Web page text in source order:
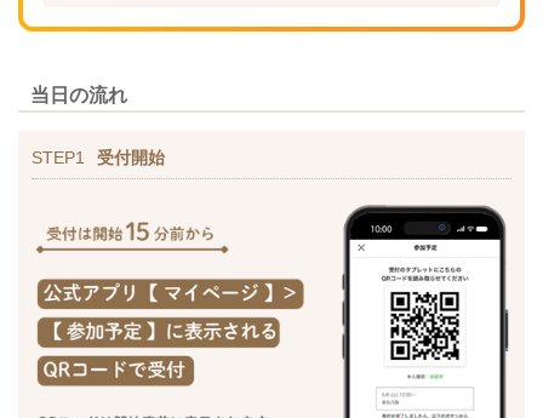
当日の流れ
STEP1 受付開始